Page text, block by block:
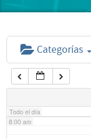
Categorías
Todo el día
6:00 am
7:00 am
8:00 am